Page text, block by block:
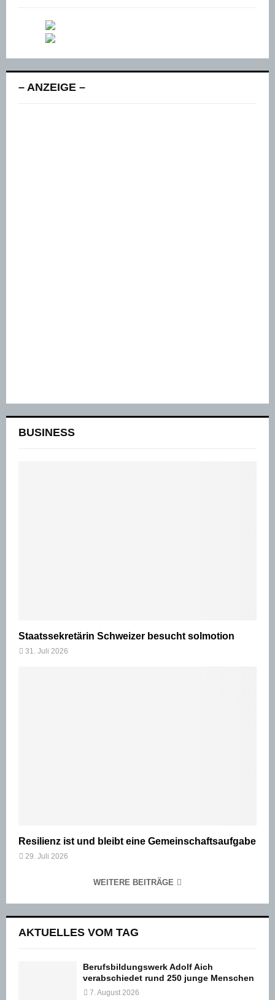
– ANZEIGE –
BUSINESS
Staatssekretärin Schweizer besucht solmotion
31. Juli 2026
Resilienz ist und bleibt eine Gemeinschaftsaufgabe
29. Juli 2026
WEITERE BEITRÄGE
AKTUELLES VOM TAG
Berufsbildungswerk Adolf Aich
verabschiedet rund 250 junge Menschen
7. August 2026